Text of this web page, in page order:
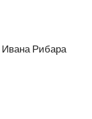
Ивана Рибара